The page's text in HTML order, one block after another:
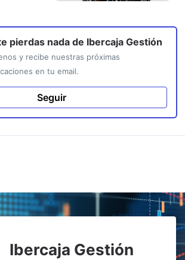
pierdas nada de Ibercaja Gestión
y recibe nuestras próximas
en tu email.
Seguir
Ibercaja Gestión